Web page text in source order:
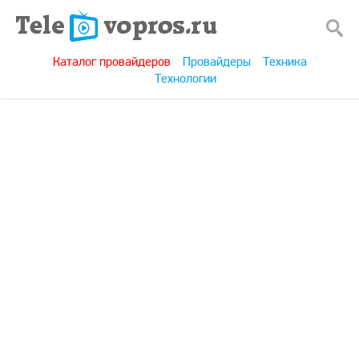
Каталог провайдеров Провайдеры
Техника
Технологии